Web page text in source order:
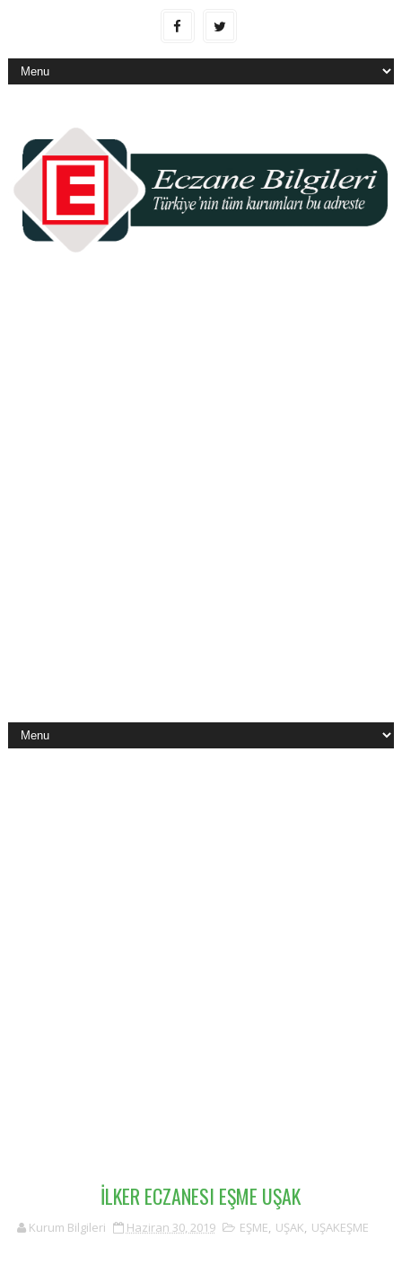
İLKER ECZANESI EŞME UŞAK
Kurum Bilgileri Haziran 30, 2019 EŞME, UŞAK, UŞAKEŞME